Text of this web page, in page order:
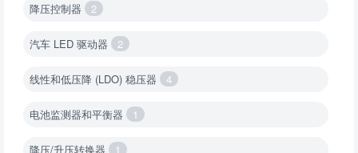
降压控制器 2
汽车 LED 驱动器 2
线性和低压降 (LDO) 稳压器 4
电池监测器和平衡器 1
降压/升压转换器 1